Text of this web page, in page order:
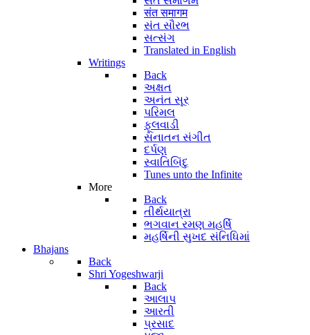
संत समागम
સંત સૌરભ
સત્સંગ
Translated in English
Writings
Back
અક્ષત
અનંત સૂર
પરિમલ
ફૂલવાડી
સનાતન સંગીત
દર્પણ
સ્વાતિબિંદુ
Tunes unto the Infinite
More
Back
તીર્થયાત્રા
ભગવાન રમણ મહર્ષિ
મહર્ષિની સુખદ સંનિધિમાં
Bhajans
Back
Shri Yogeshwarji
Back
આલાપ
આરતી
પ્રસાદ